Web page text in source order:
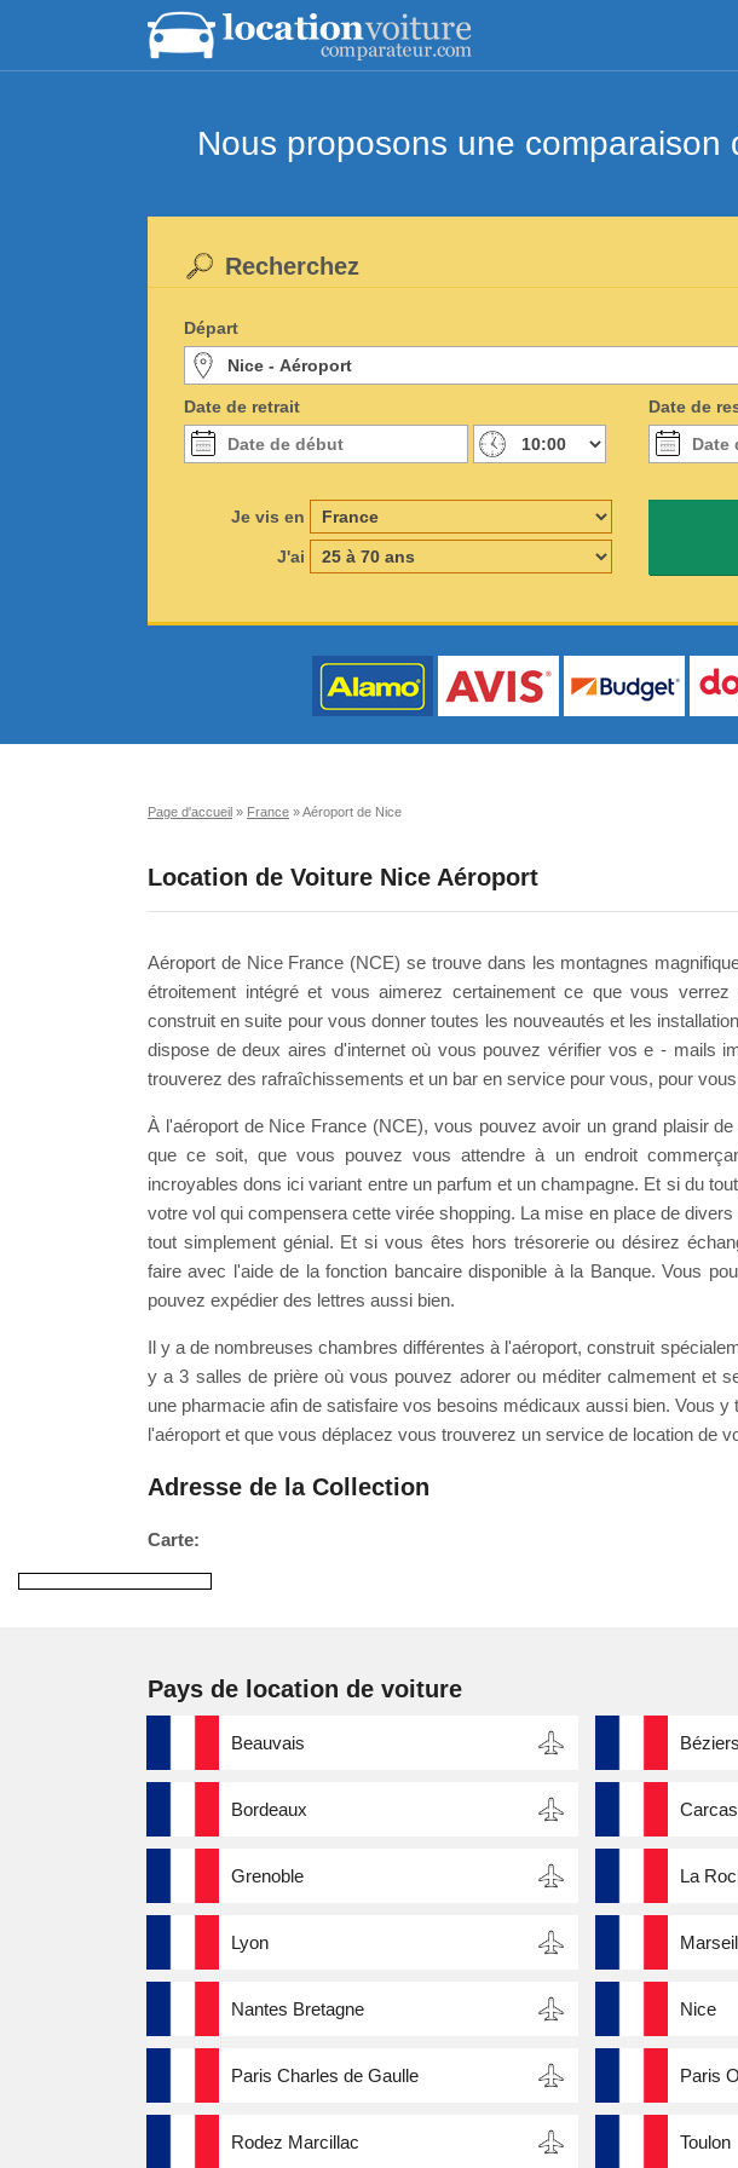
Nous proposons une
Recherchez
Départ
Date de retrait Date de
Je vis en
J'ai
Page d'accueil » France »Aéroport de Nice
Location de Voiture Nice Aéroport
Aéroport de Nice France (NCE) se trouve dans les montagnes
étroitement intégré et vous aimerez certainement ce que vous
construit en suite pour vous donner toutes les nouveautés et les
dispose de deux aires d'internet où vous pouvez vérifier vos e - mails
trouverez des rafraîchissements et un bar en service pour vous, pour
À l'aéroport de Nice France (NCE), vous pouvez avoir un grand plaisir
que ce soit, que vous pouvez vous attendre à un endroit
incroyables dons ici variant entre un parfum et un champagne. Et si du
votre vol qui compensera cette virée shopping. La mise en place de
tout simplement génial. Et si vous êtes hors trésorerie ou désirez
faire avec l'aide de la fonction bancaire disponible à la Banque. Vous
pouvez expédier des lettres aussi bien.
Il y a de nombreuses chambres différentes à l'aéroport, construit
y a 3 salles de prière où vous pouvez adorer ou méditer calmement et
une pharmacie afin de satisfaire vos besoins médicaux aussi bien. Vous
l'aéroport et que vous déplacez vous trouverez un service de location de
Adresse de la Collection
Carte:
Pays de location de voiture
Beauvais Béziers
Bordeaux
Grenoble La
Lyon
Nantes Bretagne Nice
Paris Charles de Gaulle Paris
Rodez Marcillac Toulon